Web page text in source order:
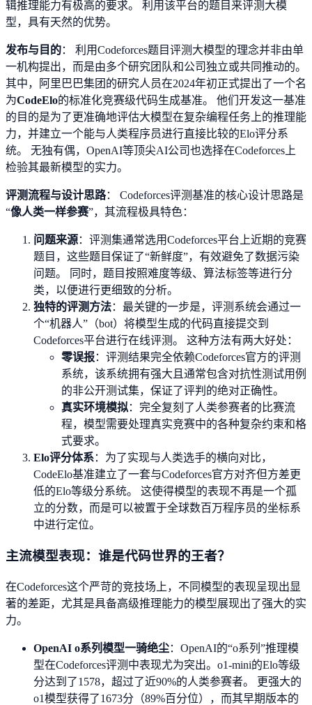
辑推理能力有极高的要求。 利用该平台的题目来评测大模
型，具有天然的优势。
发布与目的： 利用Codeforces题目评测大模型的理念并非由单
一机构提出，而是由多个研究团队和公司独立或共同推动的。
其中，阿里巴巴集团的研究人员在2024年初正式提出了一个名
为CodeElo的标准化竞赛级代码生成基准。 他们开发这一基准
的目的是为了更准确地评估大模型在复杂编程任务上的推理能
力，并建立一个能与人类程序员进行直接比较的Elo评分系
统。 无独有偶，OpenAI等顶尖AI公司也选择在Codeforces上
检验其最新模型的实力。
评测流程与设计思路： Codeforces评测基准的核心设计思路是
“像人类一样参赛”，其流程极具特色：
问题来源：评测集通常选用Codeforces平台上近期的竞赛
题目，这些题目保证了“新鲜度”，有效避免了数据污染
问题。 同时，题目按照难度等级、算法标签等进行分
类，以便进行更细致的分析。
独特的评测方法：最关键的一步是，评测系统会通过一
个“机器人”（bot）将模型生成的代码直接提交到
Codeforces平台进行在线评测。 这种方法有两大好处：
零误报：评测结果完全依赖Codeforces官方的评测
系统，该系统拥有强大且通常包含对抗性测试用例
的非公开测试集，保证了评判的绝对正确性。
真实环境模拟：完全复刻了人类参赛者的比赛流
程，模型需要处理真实竞赛中的各种复杂约束和格
式要求。
Elo评分体系：为了实现与人类选手的横向对比，
CodeElo基准建立了一套与Codeforces官方对齐但方差更
低的Elo等级分系统。 这使得模型的表现不再是一个孤
立的分数，而是可以被置于全球数百万程序员的坐标系
中进行定位。
主流模型表现：谁是代码世界的王者？
在Codeforces这个严苛的竞技场上，不同模型的表现呈现出显
著的差距，尤其是具备高级推理能力的模型展现出了强大的实
力。
OpenAI o系列模型一骑绝尘：OpenAI的“o系列”推理模
型在Codeforces评测中表现尤为突出。o1-mini的Elo等级
分达到了1578，超过了近90%的人类参赛者。 更强大的
o1模型获得了1673分（89%百分位），而其早期版本的